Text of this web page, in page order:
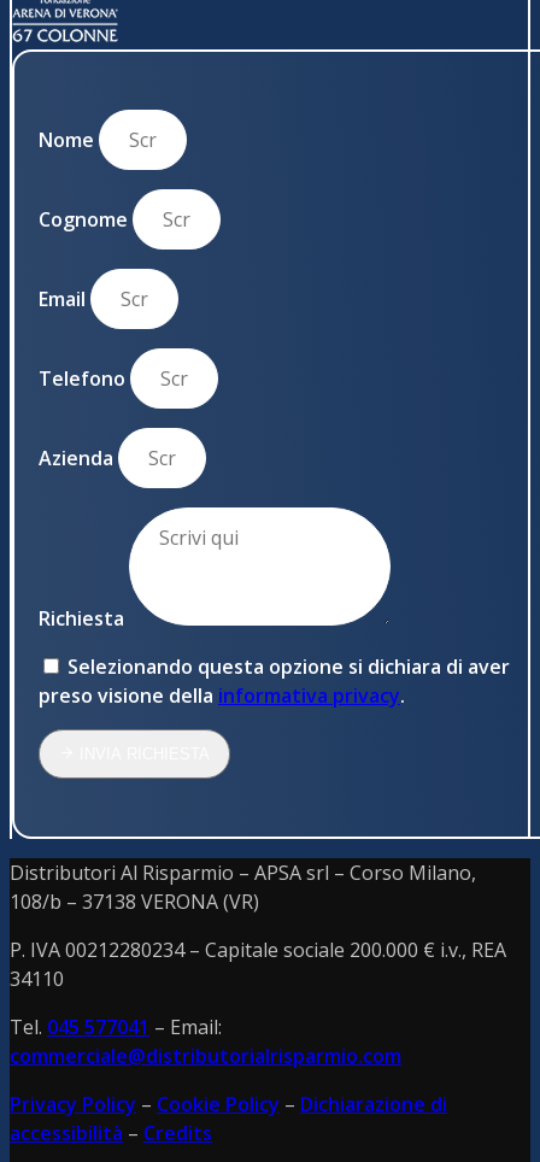
Nome
Cognome
Email
Telefono
Azienda
Richiesta
Selezionando questa opzione si dichiara di aver
preso visione della informativa privacy.
Distributori Al Risparmio – APSA srl – Corso Milano,
108/b – 37138 VERONA (VR)
P. IVA 00212280234 – Capitale sociale 200.000 € i.v., REA
34110
Tel. 045 577041 – Email:
commerciale@distributorialrisparmio.com
Privacy Policy – Cookie Policy – Dichiarazione di
accessibilità – Credits